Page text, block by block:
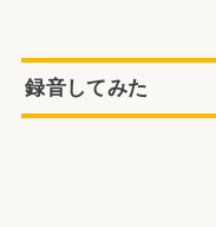
録音してみた